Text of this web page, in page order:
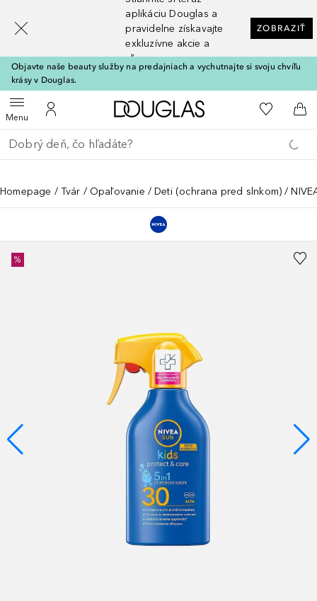
aplikáciu Douglas a
pravidelne získavajte
exkluzívne akcie a
zľavy
ZOBRAZIŤ
Objavte naše beauty služby na predajniach a vychutnajte si svoju chvíľu
krásy v Douglas.
MenuOtvoriť menuDo môjho účtu
Domov Do môjho
Do
Choď späť
Vykonajte vyhľadávanie
Homepage Tvár Opaľovanie Deti (ochrana pred slnkom)
%
[navigation.slideout.screenreader]